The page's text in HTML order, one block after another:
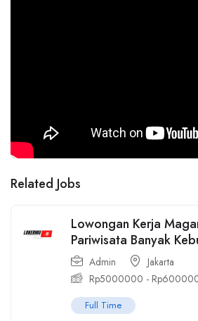
Related Jobs
Lowongan Kerja
Pariwisata Banyak
Admin
Jakarta
Rp5000000 - Rp
Full Time